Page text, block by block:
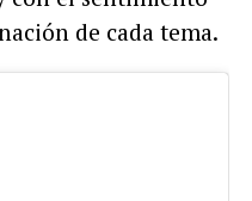
de cada tema.